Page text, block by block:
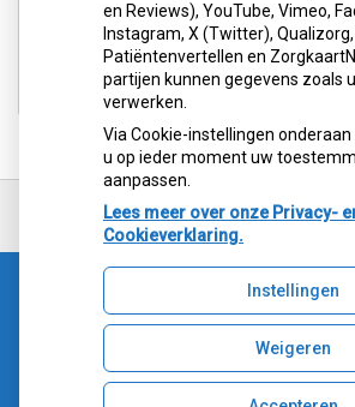
Cookie-instellingen
de
Uw Zorg Online|
Bezoek
onze
Privacy verklaring
en Reviews), YouTube, Vimeo,
Instagram, X (Twitter), Qualizorg,
Patiëntenvertellen en
partijen kunnen gegevens zoals
verwerken.
Via Cookie-instellingen
u op ieder moment uw
aanpassen.
Lees meer over onze Privacy-
Cookieverklaring.
Instellingen
Weigeren